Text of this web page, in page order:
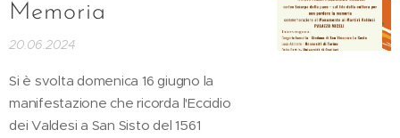
Memoria
20.06.2024
Si è svolta domenica 16 giugno la
manifestazione che ricorda l'Eccidio
dei Valdesi a San Sisto del 1561